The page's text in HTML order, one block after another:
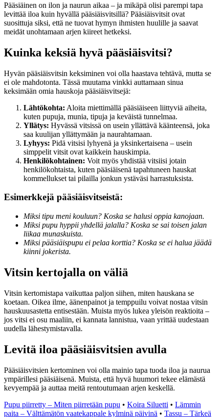
Pääsiäinen on ilon ja naurun aikaa – ja mikäpä olisi parempi tapa
levittää iloa kuin hyvällä pääsiäisvitsillä? Pääsiäisvitsit ovat
suosittuja siksi, että ne tuovat hymyn ihmisten huulille ja saavat
meidät unohtamaan arjen kiireet hetkeksi.
Kuinka keksiä hyvä pääsiäisvitsi?
Hyvän pääsiäisvitsin keksiminen voi olla haastava tehtävä, mutta se
ei ole mahdotonta. Tässä muutama vinkki auttamaan sinua
keksimään omia hauskoja pääsiäisvitsejä:
Lähtökohta: Aloita miettimällä pääsiäiseen liittyviä aiheita,
kuten pupuja, munia, tipuja ja keväistä tunnelmaa.
Yllätys: Hyvässä vitsissä on usein yllättävä käänteensä, joka
saa kuulijan yllättymään ja naurahtamaan.
Lyhyys: Pidä vitsisi lyhyenä ja yksinkertaisena – usein
simppelit vitsit ovat kaikkein hauskimpia.
Henkilökohtainen: Voit myös yhdistää vitsiisi jotain
henkilökohtaista, kuten pääsiäisenä tapahtuneen hauskat
kommellukset tai pilailla jonkun ystäväsi harrastuksista.
Esimerkkejä pääsiäisvitseistä:
Miksi tipu meni kouluun? Koska se halusi oppia kanojaan.
Miksi pupu hyppii yhdellä jalalla? Koska se sai toisen jalan
liikaa munaskuista.
Miksi pääsiäispupu ei pelaa korttia? Koska se ei halua jäädä
kiinni jokerista.
Vitsin kertojalla on väliä
Vitsin kertomistapa vaikuttaa paljon siihen, miten hauskana se
koetaan. Oikea ilme, äänenpainot ja temppuilu voivat nostaa vitsin
hauskuusastetta entisestään. Muista myös lukea yleisön reaktioita –
jos vitsi ei osu maaliin, ei kannata lannistua, vaan yrittää uudestaan
uudella lähestymistavalla.
Levitä iloa pääsiäisvitsien avulla
Pääsiäisvitsien kertominen voi olla mainio tapa tuoda iloa ja naurua
ympärillesi pääsiäisenä. Muista, että hyvä huumori tekee elämästä
kevyempää ja auttaa meitä rentoutumaan arjen keskellä.
Pupu piirretty – Miten piirretään pupu • Koira Siluetti • Lämmin
paita – Välttämätön vaatekappale kylminä päivinä • Tassu – Tärkeä